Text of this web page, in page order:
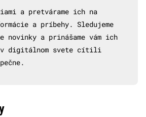
a pretvárame ich na
a príbehy. Sledujeme
novinky a prinášame vám ich
digitálnom svete cítili